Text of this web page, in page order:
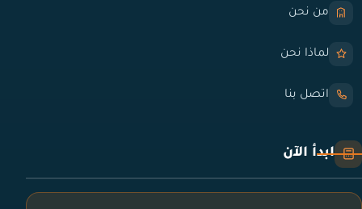
من نحن
لماذا نحن
اتصل بنا
ابدأ الآن